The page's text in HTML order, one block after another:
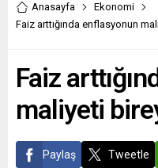
Anasayfa
Ekonomi
Faiz arttığında enflasyonun
Faiz
maliyeti
Paylaş Tweetle